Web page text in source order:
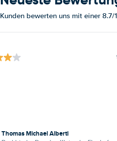
Kunden bewerten uns mit einer
Thomas Michael Alberti